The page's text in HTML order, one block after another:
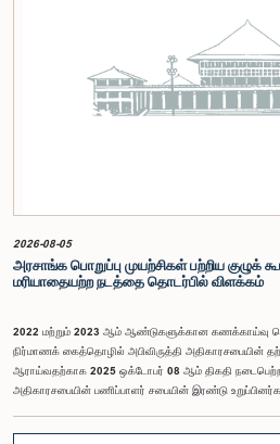
2026-08-05
அரசாங்க பொறுப்பு முயற்சிகள் பற்றிய குழுக்
மரியாதையற்ற நடத்தை தொடர்பில் விளக்கம்
2022 மற்றும் 2023 ஆம் ஆண்டுகளுக்கான கணக்காய்வு
நிர்மாணக் கைத்தொழில் அபிவிருத்தி
ஆராய்வதற்காக 2025 ஒக்டோபர் 08 ஆம் திகதி நடைபெற்ற
அதிகாரசபையின் பணிப்பாளர் சபையின் இரண்டு